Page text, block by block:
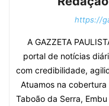
https://
A GAZZETA
portal de notícias
com credibilidade,
Atuamos na
Taboão da Serra,